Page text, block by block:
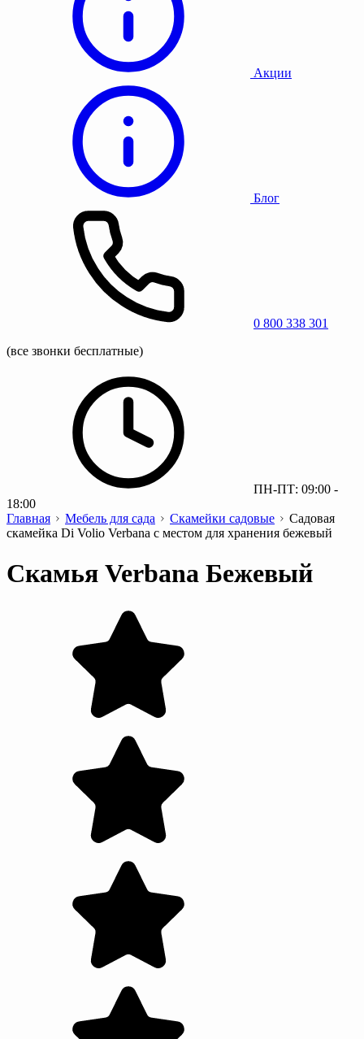
Акции
Блог
0 800 338 301
(все звонки бесплатные)
ПН-ПТ: 09:00 -
18:00
Главная
Мебель для сада Скамейки садовые
Садовая
скамейка Di Volio Verbana с местом для хранения бежевый
Скамья Verbana Бежевый